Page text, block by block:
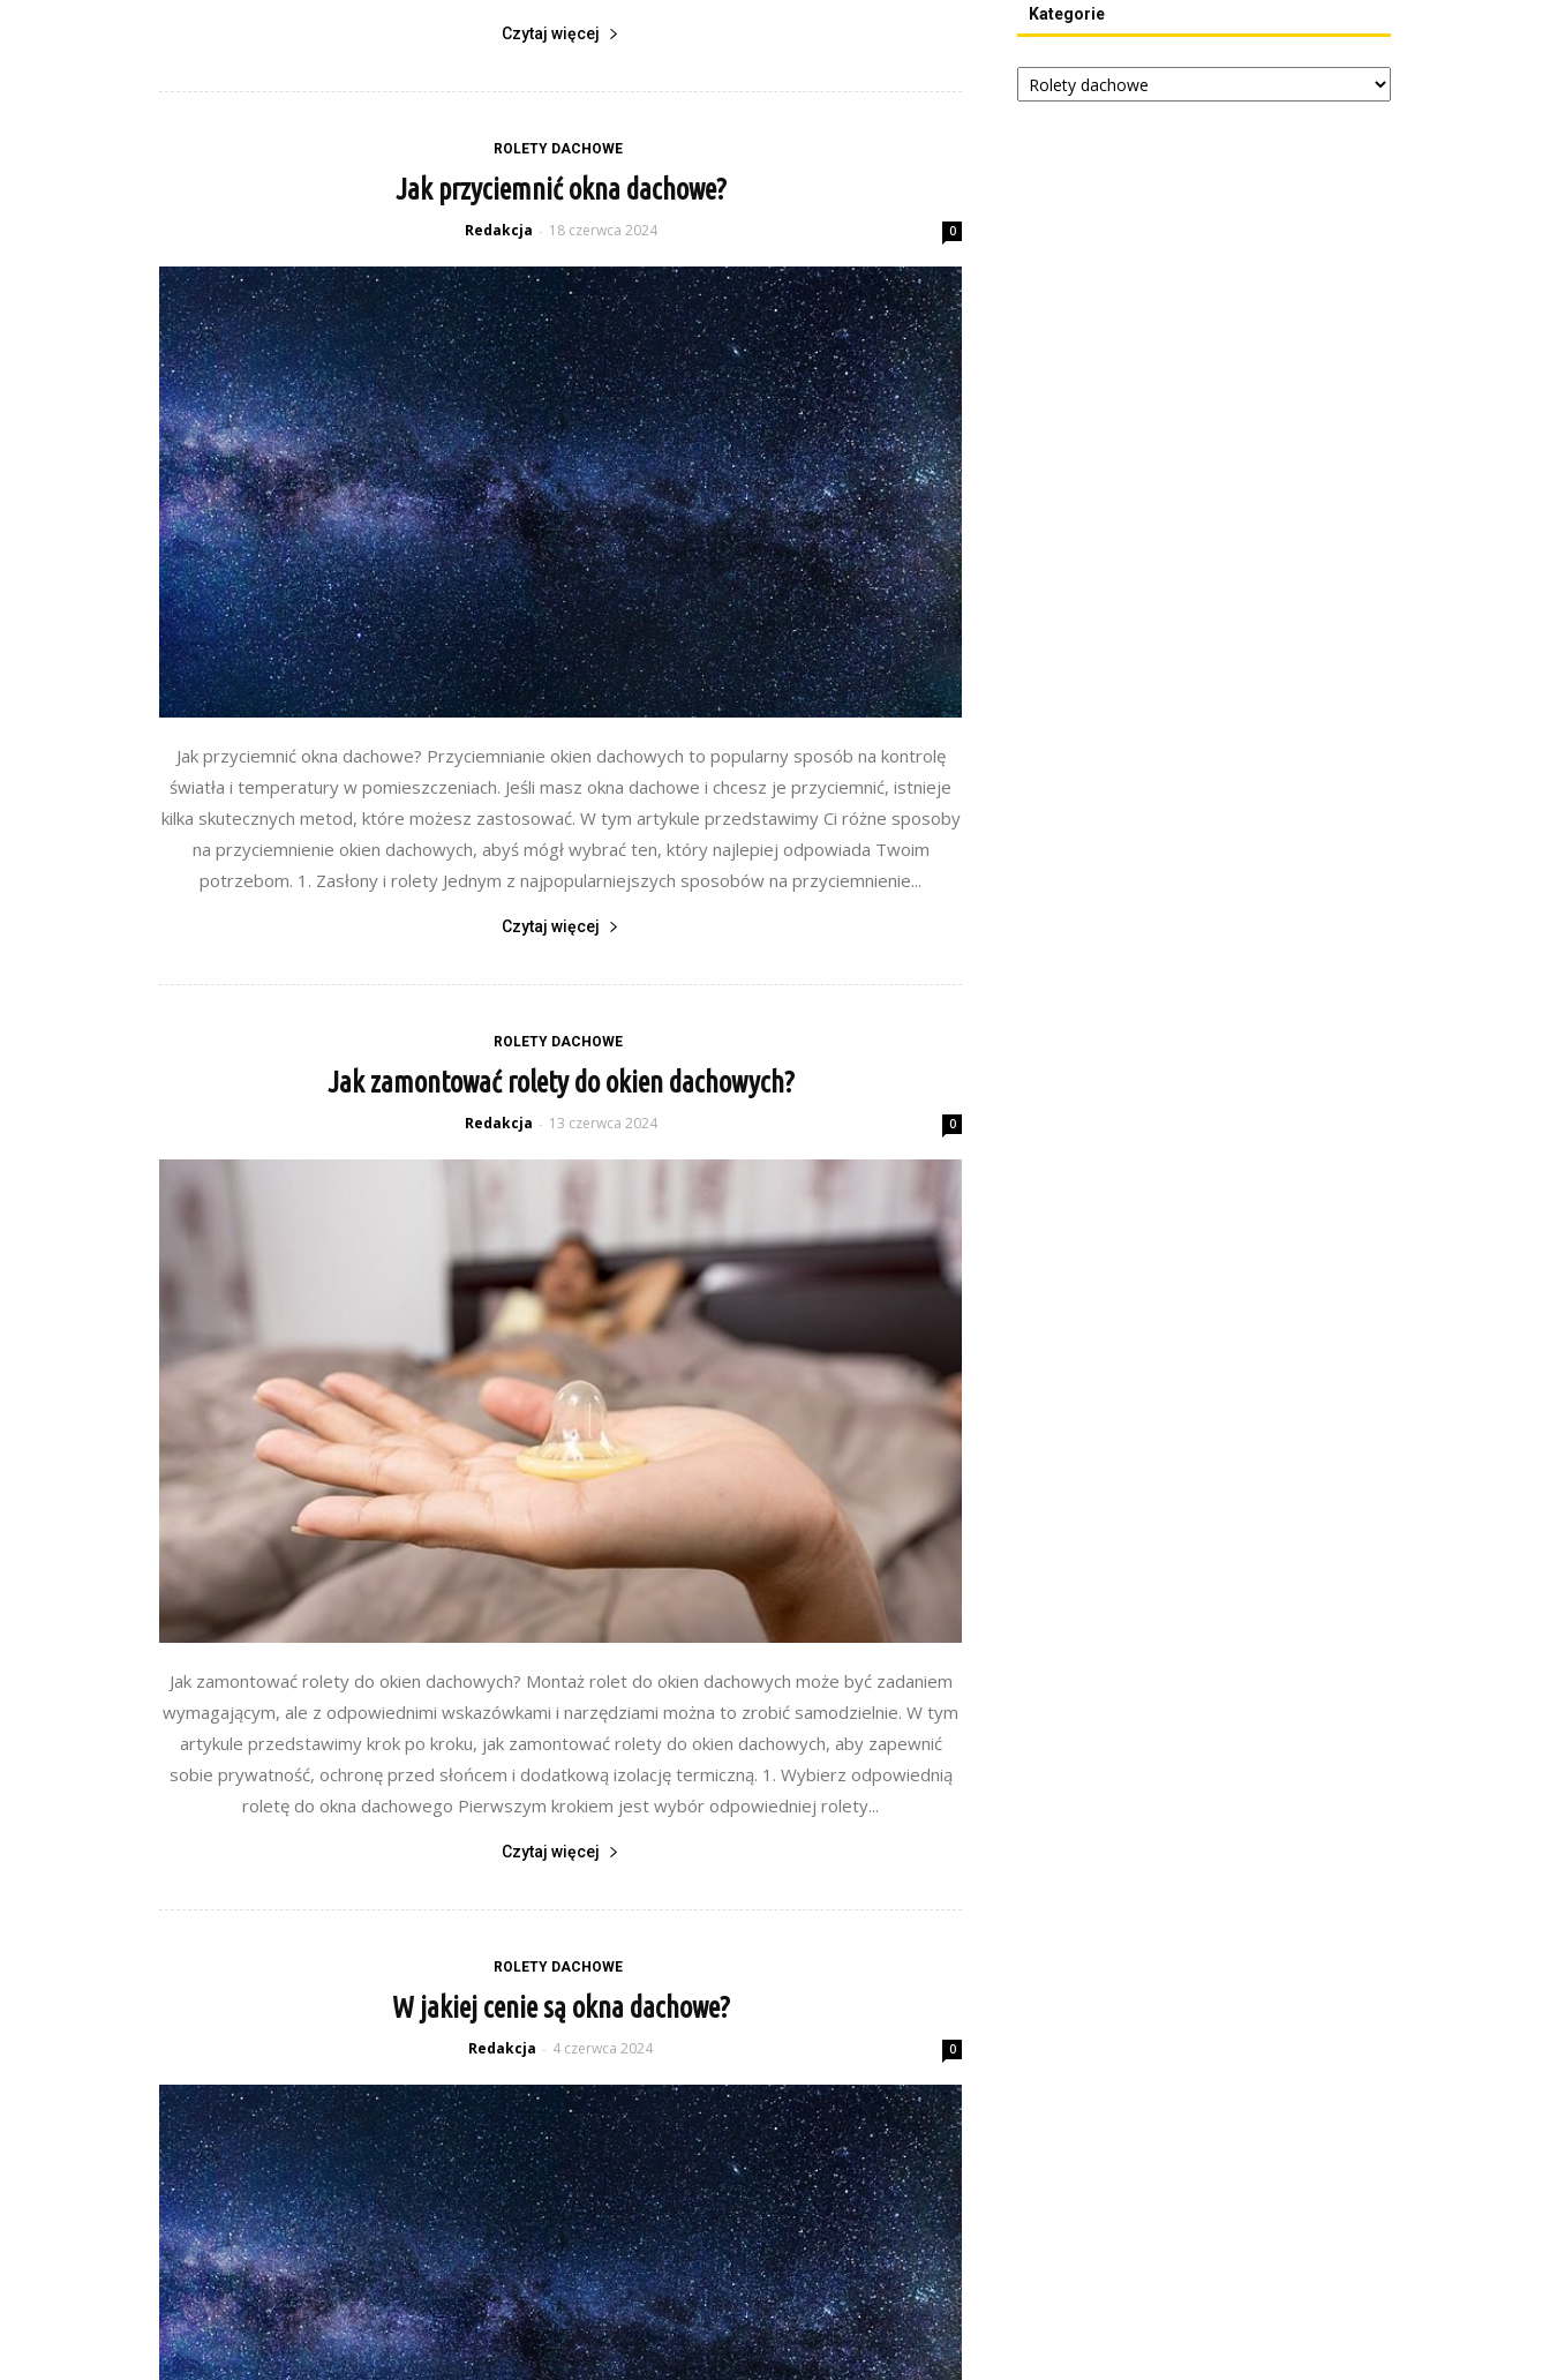
Czytaj więcej
ROLETY DACHOWE
Jak przyciemnić okna dachowe?
Redakcja - 18 czerwca 2024 0
Jak przyciemnić okna dachowe? Przyciemnianie okien dachowych to popularny sposób na kontrolę
światła i temperatury w pomieszczeniach. Jeśli masz okna dachowe i chcesz je przyciemnić, istnieje
kilka skutecznych metod, które możesz zastosować. W tym artykule przedstawimy Ci różne sposoby
na przyciemnienie okien dachowych, abyś mógł wybrać ten, który najlepiej odpowiada Twoim
potrzebom. 1. Zasłony i rolety Jednym z najpopularniejszych sposobów na przyciemnienie...
Czytaj więcej
ROLETY DACHOWE
Jak zamontować rolety do okien dachowych?
Redakcja - 13 czerwca 2024 0
Jak zamontować rolety do okien dachowych? Montaż rolet do okien dachowych może być zadaniem
wymagającym, ale z odpowiednimi wskazówkami i narzędziami można to zrobić samodzielnie. W tym
artykule przedstawimy krok po kroku, jak zamontować rolety do okien dachowych, aby zapewnić
sobie prywatność, ochronę przed słońcem i dodatkową izolację termiczną. 1. Wybierz odpowiednią
roletę do okna dachowego Pierwszym krokiem jest wybór odpowiedniej rolety...
Czytaj więcej
ROLETY DACHOWE
W jakiej cenie są okna dachowe?
Redakcja - 4 czerwca 2024 0
Kategorie
Kategorie